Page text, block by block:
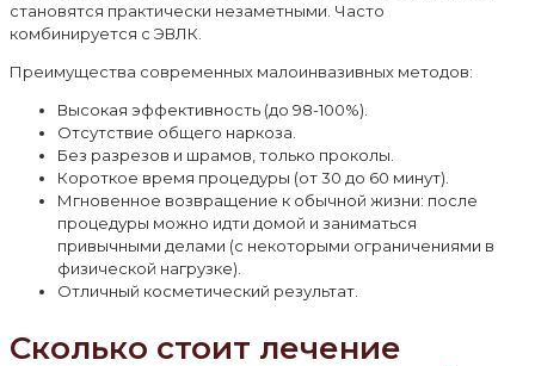
становятся практически незаметными. Часто
комбинируется с ЭВЛК.
Преимущества современных малоинвазивных методов:
Высокая эффективность (до 98-100%).
Отсутствие общего наркоза.
Без разрезов и шрамов, только проколы.
Короткое время процедуры (от 30 до 60 минут).
Мгновенное возвращение к обычной жизни: после
процедуры можно идти домой и заниматься
привычными делами (с некоторыми ограничениями в
физической нагрузке).
Отличный косметический результат.
Сколько стоит лечение